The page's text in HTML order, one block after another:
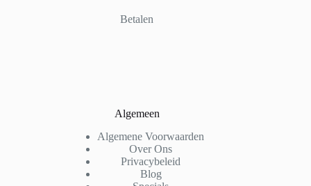
Betalen
Algemeen
Algemene Voorwaarden
Over Ons
Privacybeleid
Blog